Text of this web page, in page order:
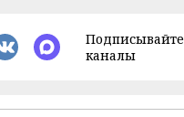
каналы